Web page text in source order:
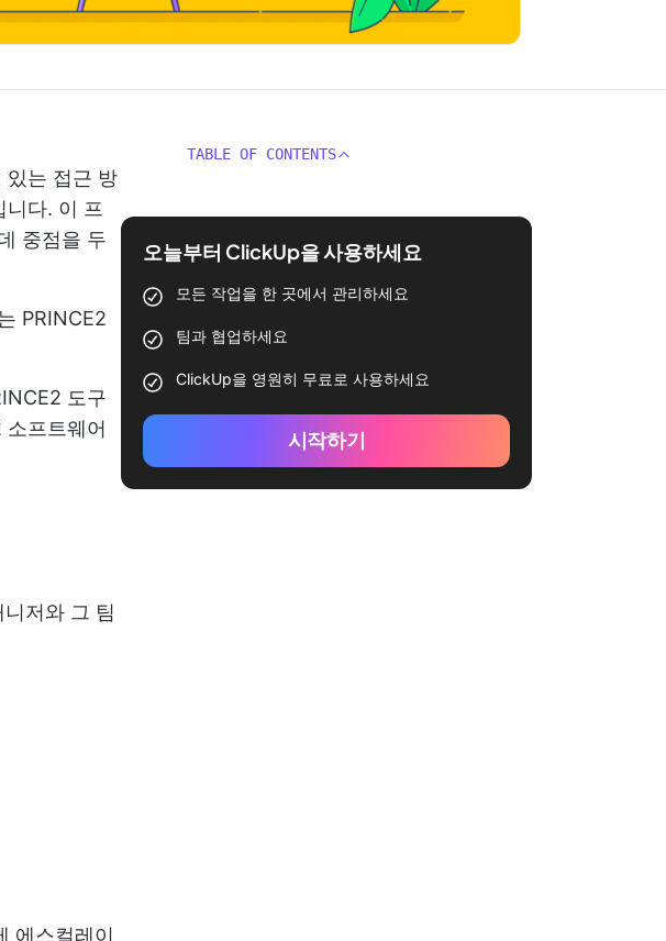
있는 접근 방
니다. 이 프
중점을 두
PRINCE2
도구
프트웨어
저와 그 팀
에스컬레이
TABLE OF CONTENTS
오늘부터 ClickUp을 사용하세요
모든 작업을 한 곳에서 관리하세요
팀과 협업하세요
ClickUp을 영원히 무료로 사용하세요
시작하기